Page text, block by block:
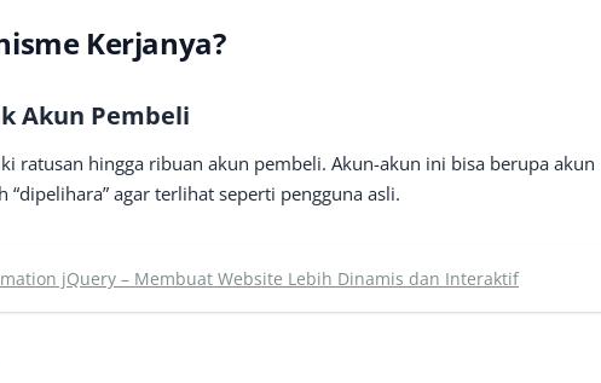
Kerjanya?
Akun Pembeli
ratusan hingga ribuan akun pembeli. Akun-akun ini bisa berupa akun
“dipelihara” agar terlihat seperti pengguna asli.
jQuery – Membuat Website Lebih Dinamis dan Interaktif